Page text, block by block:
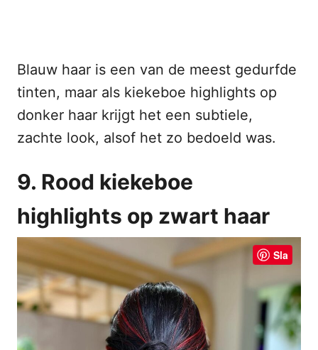
Blauw haar is een van de meest gedurfde
tinten, maar als kiekeboe highlights op
donker haar krijgt het een subtiele,
zachte look, alsof het zo bedoeld was.
9. Rood kiekeboe
highlights op zwart haar
Sla